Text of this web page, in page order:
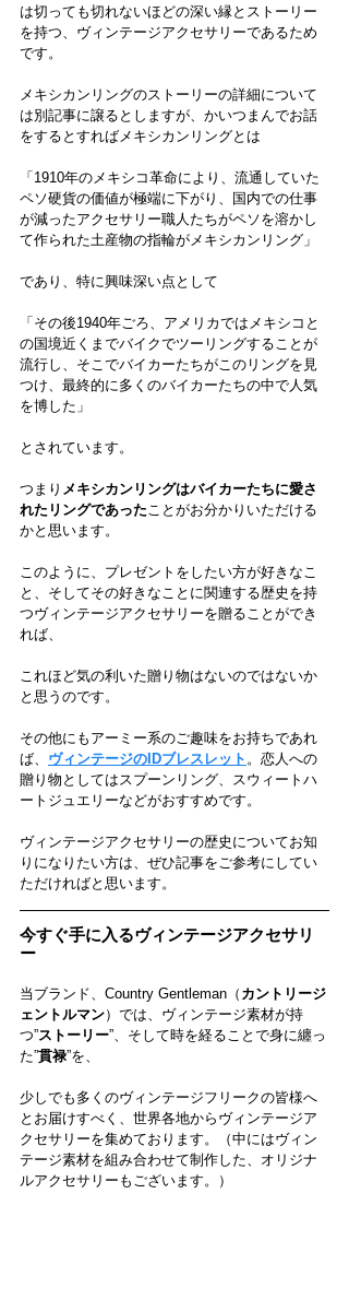
は切っても切れないほどの深い縁とストーリー
を持つ、ヴィンテージアクセサリーであるため
です。
メキシカンリングのストーリーの詳細について
は別記事に譲るとしますが、かいつまんでお話
をするとすればメキシカンリングとは
「1910年のメキシコ革命により、流通していた
ペソ硬貨の価値が極端に下がり、国内での仕事
が減ったアクセサリー職人たちがペソを溶かし
て作られた土産物の指輪がメキシカンリング」
であり、特に興味深い点として
「その後1940年ごろ、アメリカではメキシコと
の国境近くまでバイクでツーリングすることが
流行し、そこでバイカーたちがこのリングを見
つけ、最終的に多くのバイカーたちの中で人気
を博した」
とされています。
つまり メキシカンリングはバイカーたちに愛さ
れたリングであった ことがお分かりいただける
かと思います。
このように、プレゼントをしたい方が好きなこ
と、そしてその好きなことに関連する歴史を持
つヴィンテージアクセサリーを贈ることができ
れば、
これほど気の利いた贈り物はないのではないか
と思うのです。
その他にもアーミー系のご趣味をお持ちであれ
ば、 ヴィンテージのIDブレスレット 。恋人への
贈り物としてはスプーンリング、スウィートハ
ートジュエリーなどがおすすめです。
ヴィンテージアクセサリーの歴史についてお知
りになりたい方は、ぜひ記事をご参考にしてい
ただければと思います。
今すぐ手に入るヴィンテージアクセサリ
ー
当ブランド、Country Gentleman（ カントリージ
ェントルマン）では、ヴィンテージ素材が持
つ”ストーリー”、そして時を経ることで身に纏っ
た”貫禄”を、
少しでも多くのヴィンテージフリークの皆様へ
とお届けすべく、世界各地からヴィンテージア
クセサリーを集めております。（中にはヴィン
テージ素材を組み合わせて制作した、オリジナ
ルアクセサリーもございます。）